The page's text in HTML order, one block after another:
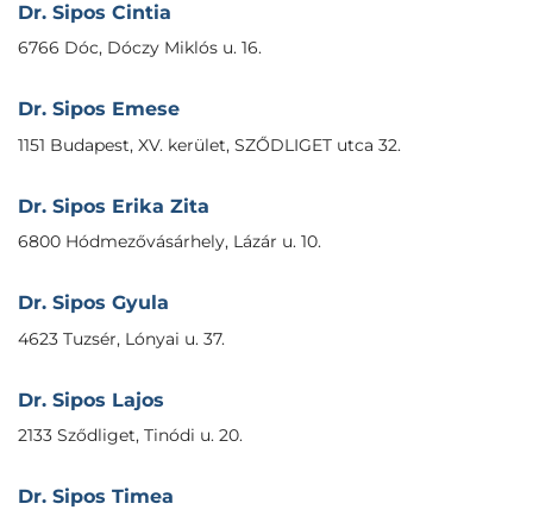
Dr. Sipos Cintia
6766 Dóc, Dóczy Miklós u. 16.
Dr. Sipos Emese
1151 Budapest, XV. kerület, SZŐDLIGET utca 32.
Dr. Sipos Erika Zita
6800 Hódmezővásárhely, Lázár u. 10.
Dr. Sipos Gyula
4623 Tuzsér, Lónyai u. 37.
Dr. Sipos Lajos
2133 Sződliget, Tinódi u. 20.
Dr. Sipos Timea